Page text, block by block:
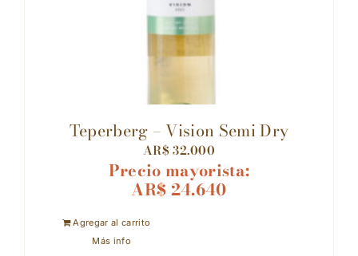
Teperberg – Vision Semi Dry
AR$ 32.000
Precio mayorista:
AR$ 24.640
Agregar al carrito
Más info